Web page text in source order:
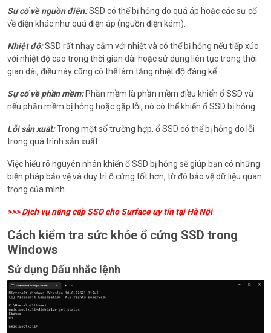
Sự cố về nguồn điện:SSD có thể bị hỏng do quá áp hoặc các sự cố
về điện khác như quá điện áp (nguồn điện kém).
Nhiệt độ:SSD rất nhạy cảm với nhiệt và có thể bị hỏng nếu tiếp xúc
với nhiệt độ cao trong thời gian dài hoặc sử dụng liên tục trong thời
gian dài, điều này cũng có thể làm tăng nhiệt độ đáng kể.
Sự cố về phần mềm:Phần mềm là phần mềm điều khiển ổ SSD và
nếu phần mềm bị hỏng hoặc gặp lỗi, nó có thể khiến ổ SSD bị hỏng.
Lỗi sản xuất:Trong một số trường hợp, ổ SSD có thể bị hỏng do lỗi
trong quá trình sản xuất.
Việc hiểu rõ nguyên nhân khiến ổ SSD bị hỏng sẽ giúp bạn có những
biện pháp bảo vệ và duy trì ổ cứng tốt hơn, từ đó bảo vệ dữ liệu quan
trọng của mình.
>>>Dịch vụ nâng cấp SSD cho Surface uy tín tại Hà Nội
Cách kiểm tra sức khỏe ổ cứng SSD trong
Windows
Sử dụng Dấu nhắc lệnh